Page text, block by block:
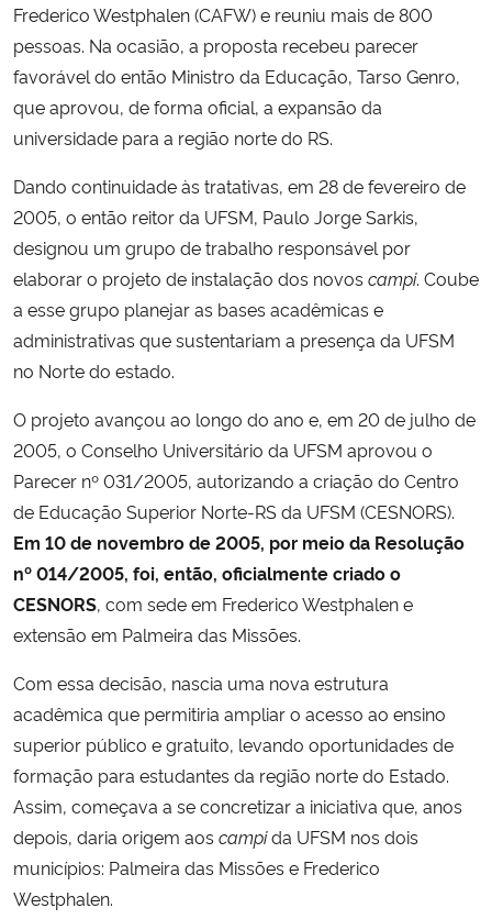
Frederico Westphalen (CAFW) e reuniu mais de 800
pessoas. Na ocasião, a proposta recebeu parecer
favorável do então Ministro da Educação, Tarso Genro,
que aprovou, de forma oficial, a expansão da
universidade para a região norte do RS.
Dando continuidade às tratativas, em 28 de fevereiro de
2005, o então reitor da UFSM, Paulo Jorge Sarkis,
designou um grupo de trabalho responsável por
elaborar o projeto de instalação dos novos campi. Coube
a esse grupo planejar as bases acadêmicas e
administrativas que sustentariam a presença da UFSM
no Norte do estado.
O projeto avançou ao longo do ano e, em 20 de julho de
2005, o Conselho Universitário da UFSM aprovou o
Parecer nº 031/2005, autorizando a criação do Centro
de Educação Superior Norte-RS da UFSM (CESNORS).
Em 10 de novembro de 2005, por meio da Resolução
nº 014/2005, foi, então, oficialmente criado o
CESNORS, com sede em Frederico Westphalen e
extensão em Palmeira das Missões.
Com essa decisão, nascia uma nova estrutura
acadêmica que permitiria ampliar o acesso ao ensino
superior público e gratuito, levando oportunidades de
formação para estudantes da região norte do Estado.
Assim, começava a se concretizar a iniciativa que, anos
depois, daria origem aos campida UFSM nos dois
municípios: Palmeira das Missões e Frederico
Westphalen.